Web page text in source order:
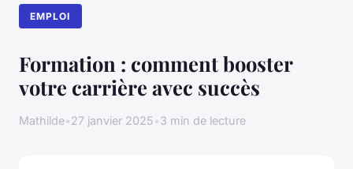
EMPLOI
Formation : comment booster
votre carrière avec succès
Mathilde•27 janvier 2025•3 min de lecture